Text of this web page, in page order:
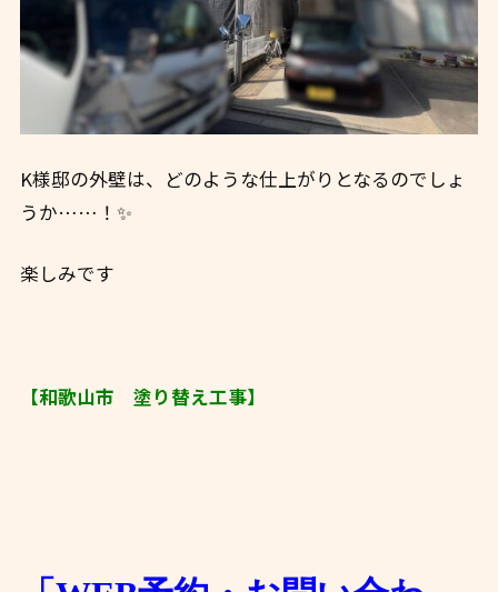
K様邸の外壁は、どのような仕上がりとなるのでしょ
うか……！✨
楽しみです
【和歌山市 塗り替え工事】